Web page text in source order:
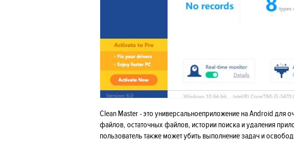
Clean Master - это универсальноеприложение на Android для
файлов, остаточных файлов, истории поиска и удаления
пользователь также может убить выполнение задач и